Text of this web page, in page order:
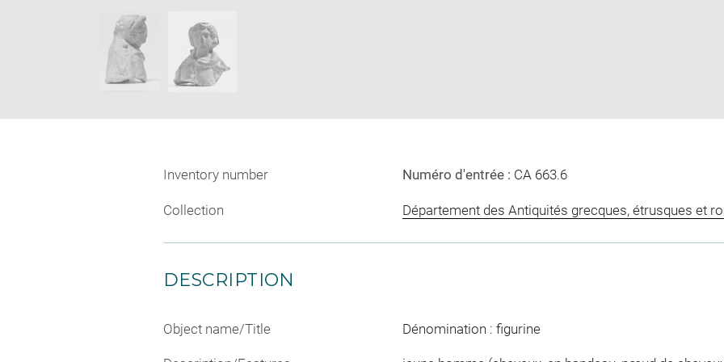
SKIP IMAGE CAROUSEL
Inventory number Numéro d'entrée : CA 663.6
Collection Département des Antiquités grecques, étrusques et
DESCRIPTION
Object name/Title Dénomination : figurine